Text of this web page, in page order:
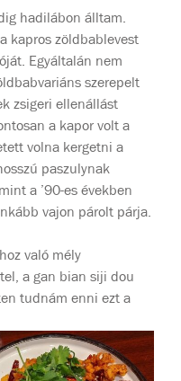
hadilábon álltam.
kapros zöldbablevest
Egyáltalán nem
szerepelt
zsigeri ellenállást
a kapor volt a
volna kergetni a
paszulynak
a ’90-es években
vajon párolt párja.
való mély
a gan bian siji dou
tudnám enni ezt a